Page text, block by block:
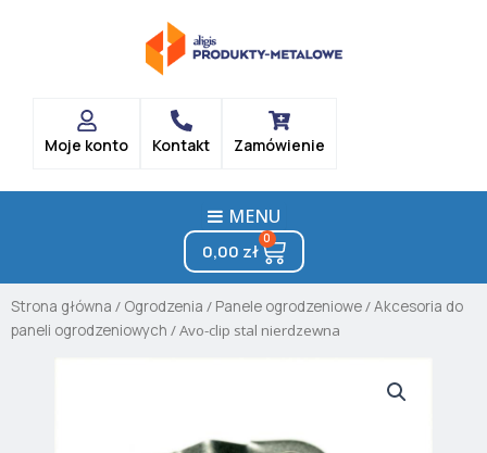
Moje konto Kontakt Zamówienie
MENU
0,00 zł
0
Cart
Strona główna / Ogrodzenia / Panele ogrodzeniowe/Akcesoria do
paneli ogrodzeniowych / Avo-clip stal nierdzewna